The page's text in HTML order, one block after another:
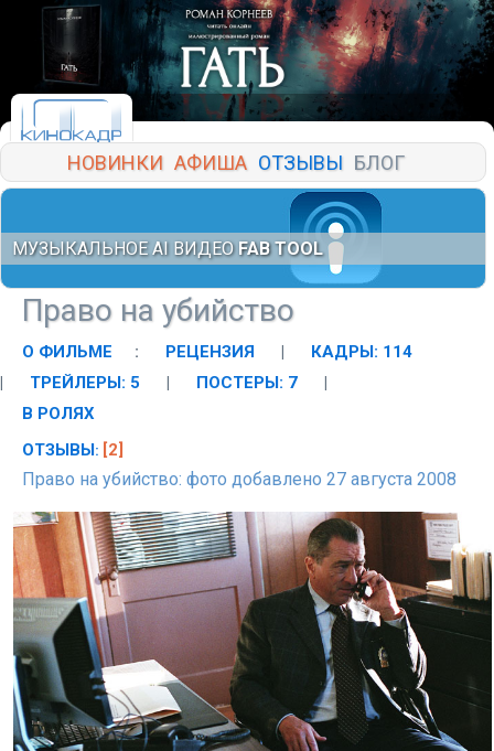
НОВИНКИ АФИША ОТЗЫВЫ БЛОГ
МУЗЫКАЛЬНОЕ AI ВИДЕО FAB TOOL
Право на убийство
О ФИЛЬМЕ : РЕЦЕНЗИЯ |
КАДРЫ: 114
|
ТРЕЙЛЕРЫ: 5 | ПОСТЕРЫ: 7
|
В РОЛЯХ
ОТЗЫВЫ: [2]
Право на убийство: фото добавлено 27 августа 2008